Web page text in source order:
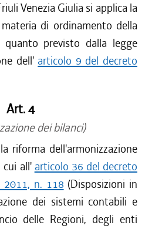
Venezia Giulia si applica la
di ordinamento della
quanto previsto dalla legge
dell' articolo 9 del decreto
Art. 4
dei bilanci)
riforma dell'armonizzazione
cui all' articolo 36 del decreto
2011, n. 118 (Disposizioni in
dei sistemi contabili e
delle Regioni, degli enti